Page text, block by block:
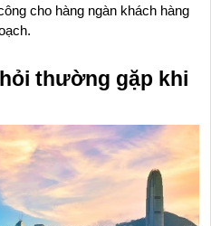
cho hàng ngàn khách hàng
thường gặp khi